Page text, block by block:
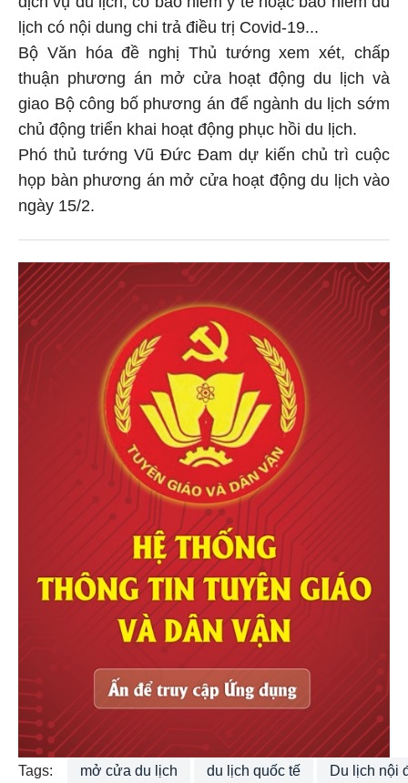
lịch có nội dung chi trả điều trị Covid-19...
Bộ Văn hóa đề nghị Thủ tướng xem xét, chấp
thuận phương án mở cửa hoạt động du lịch và
giao Bộ công bố phương án để ngành du lịch sớm
chủ động triển khai hoạt động phục hồi du lịch.
Phó thủ tướng Vũ Đức Đam dự kiến chủ trì cuộc
họp bàn phương án mở cửa hoạt động du lịch vào
ngày 15/2.
Tags: mở cửa du lịch du lịch quốc tế Du lịch nội